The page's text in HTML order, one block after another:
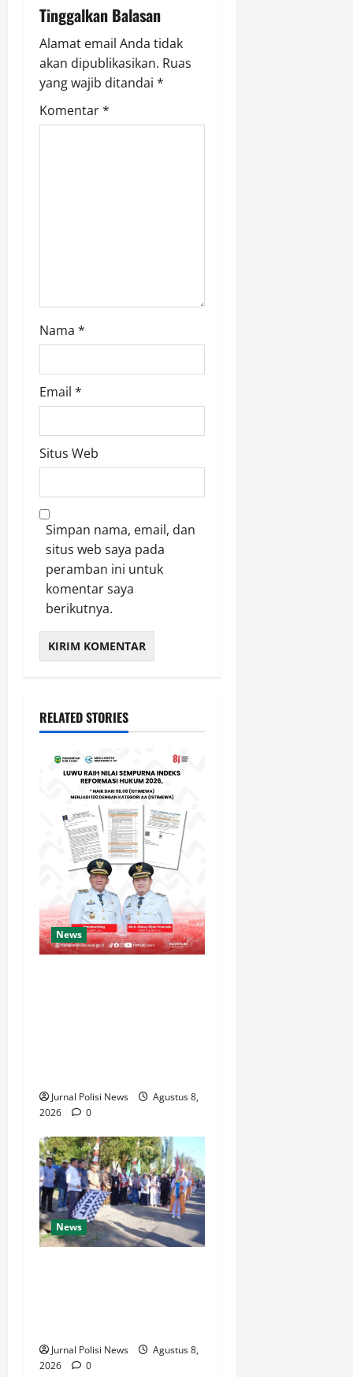
i
g
a
t
Tinggalkan Balasan
Alamat email Anda tidak
akan dipublikasikan. Ruas
yang wajib ditandai *
Komentar*
Nama *
Email *
Situs Web
Simpan nama, email, dan
situs web saya pada
peramban ini untuk
komentar saya
berikutnya.
RELATED STORIES
News
Jurnal Polisi News
Agustus 8,
2026
0
News
Jurnal Polisi News
Agustus 8,
2026
0